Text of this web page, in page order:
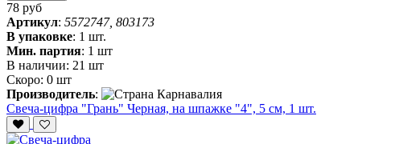
78 руб
Артикул: 5572747, 803173
В упаковке: 1 шт.
Мин. партия: 1 шт
В наличии: 21 шт
Скоро: 0 шт
Производитель:
Свеча-цифра "‎Грань" Черная, на шпажке "4", 5 см, 1 шт.